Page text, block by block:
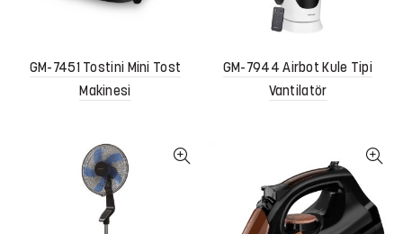
GM-7451 Tostini Mini Tost
Makinesi
GM-7944 Airbot Kule Tipi
Vantilatör